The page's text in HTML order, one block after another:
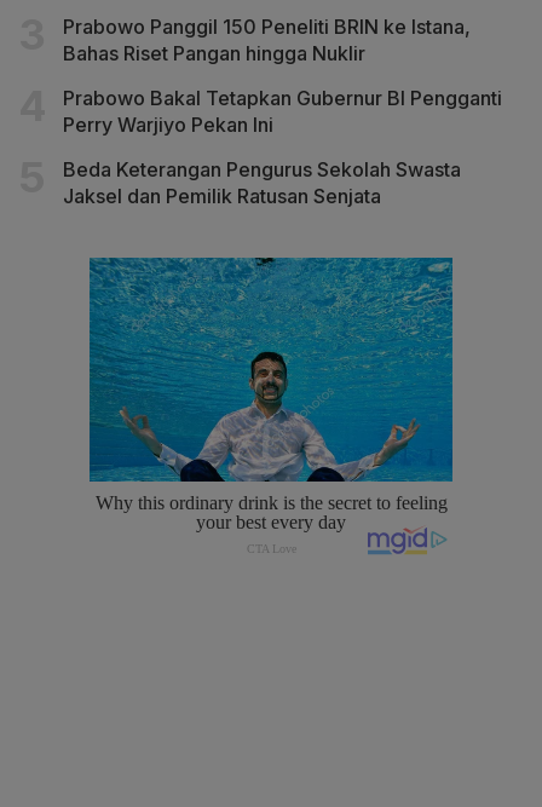
Prabowo Panggil 150 Peneliti BRIN ke Istana,
Bahas Riset Pangan hingga Nuklir
Prabowo Bakal Tetapkan Gubernur BI Pengganti
Perry Warjiyo Pekan Ini
Beda Keterangan Pengurus Sekolah Swasta
Jaksel dan Pemilik Ratusan Senjata